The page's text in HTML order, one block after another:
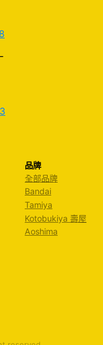
品牌
全部品牌
Bandai
Tamiya
Kotobukiya 壽屋
Aoshima